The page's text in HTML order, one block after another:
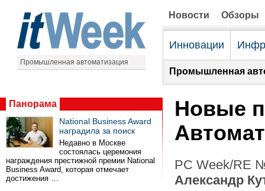
Промышленная автоматизация
Новости Обзоры
Инновации
Промышленная
Панорама
National Business Award
наградила за поиск
Недавно в Москве
состоялась церемония
награждения престижной премии National
Business Award, которая отмечает
достижения …
Новые
PC Week/RE
Александр